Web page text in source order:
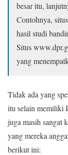
besar itu,
Contohnya,
hasil studi
Situs
yang
Tidak ada yang
itu selain memiliki
juga masih sangat
yang mereka
berikut ini: